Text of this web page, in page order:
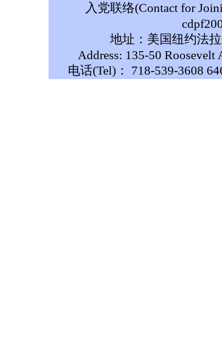
入党联络(Contact for
地址：美国纽约法
Address: 135-50
电话(Tel)： 718-539-3608